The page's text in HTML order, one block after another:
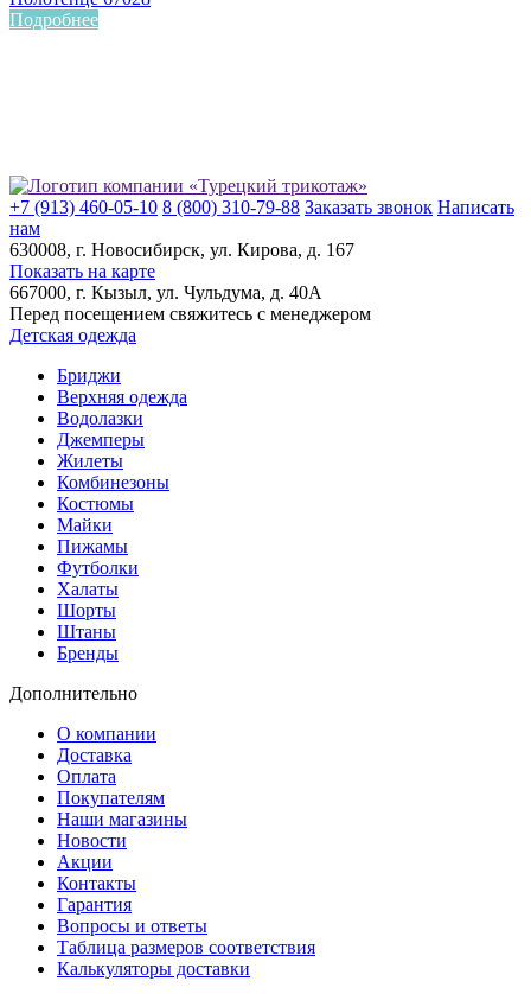
Подробнее
+7 (913) 460-05-10 8 (800) 310-79-88 Заказать звонок Написать
нам
630008, г. Новосибирск, ул. Кирова, д. 167
Показать на карте
667000, г. Кызыл, ул. Чульдума, д. 40А
Перед посещением свяжитесь с менеджером
Детская одежда
Бриджи
Верхняя одежда
Водолазки
Джемперы
Жилеты
Комбинезоны
Костюмы
Майки
Пижамы
Футболки
Халаты
Шорты
Штаны
Бренды
Дополнительно
О компании
Доставка
Оплата
Покупателям
Наши магазины
Новости
Акции
Контакты
Гарантия
Вопросы и ответы
Таблица размеров соответствия
Калькуляторы доставки